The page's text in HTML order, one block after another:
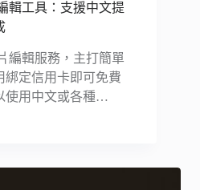
輯工具：支援中文提
編輯服務，主打簡單
綁定信用卡即可免費
使用中文或各種…